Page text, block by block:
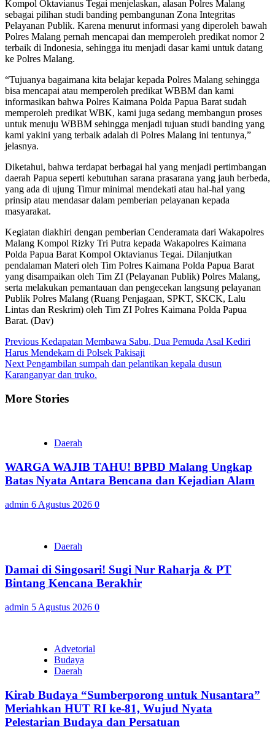
Kompol Oktavianus Tegai menjelaskan, alasan Polres Malang
sebagai pilihan studi banding pembangunan Zona Integritas
Pelayanan Publik. Karena menurut informasi yang diperoleh bawah
Polres Malang pernah mencapai dan memperoleh predikat nomor 2
terbaik di Indonesia, sehingga itu menjadi dasar kami untuk datang
ke Polres Malang.
“Tujuanya bagaimana kita belajar kepada Polres Malang sehingga
bisa mencapai atau memperoleh predikat WBBM dan kami
informasikan bahwa Polres Kaimana Polda Papua Barat sudah
memperoleh predikat WBK, kami juga sedang membangun proses
untuk menuju WBBM sehingga menjadi tujuan studi banding yang
kami yakini yang terbaik adalah di Polres Malang ini tentunya,”
jelasnya.
Diketahui, bahwa terdapat berbagai hal yang menjadi pertimbangan
daerah Papua seperti kebutuhan sarana prasarana yang jauh berbeda,
yang ada di ujung Timur minimal mendekati atau hal-hal yang
prinsip atau mendasar dalam pemberian pelayanan kepada
masyarakat.
Kegiatan diakhiri dengan pemberian Cenderamata dari Wakapolres
Malang Kompol Rizky Tri Putra kepada Wakapolres Kaimana
Polda Papua Barat Kompol Oktavianus Tegai. Dilanjutkan
pendalaman Materi oleh Tim Polres Kaimana Polda Papua Barat
yang disampaikan oleh Tim ZI (Pelayanan Publik) Polres Malang,
serta melakukan pemantauan dan pengecekan langsung pelayanan
Publik Polres Malang (Ruang Penjagaan, SPKT, SKCK, Lalu
Lintas dan Reskrim) oleh Tim ZI Polres Kaimana Polda Papua
Barat. (Dav)
Continue
Reading
Previous Kedapatan Membawa Sabu, Dua Pemuda Asal Kediri
Harus Mendekam di Polsek Pakisaji
Next Pengambilan sumpah dan pelantikan kepala dusun
Karanganyar dan truko.
More Stories
Daerah
WARGA WAJIB TAHU! BPBD Malang Ungkap
Batas Nyata Antara Bencana dan Kejadian Alam
admin 6 Agustus 2026 0
Daerah
Damai di Singosari! Sugi Nur Raharja & PT
Bintang Kencana Berakhir
admin 5 Agustus 2026 0
Advetorial
Budaya
Daerah
Kirab Budaya “Sumberporong untuk Nusantara”
Meriahkan HUT RI ke-81, Wujud Nyata
Pelestarian Budaya dan Persatuan